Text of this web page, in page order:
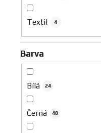
Textil 4
Barva
Bílá 24
Černá 48